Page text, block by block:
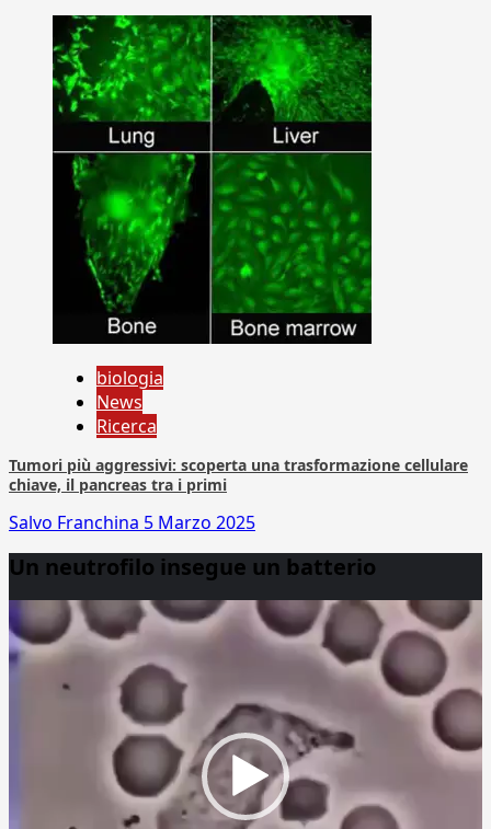
biologia
News
Ricerca
Tumori più aggressivi: scoperta una trasformazione cellulare
chiave, il pancreas tra i primi
Salvo Franchina 5 Marzo 2025
Un neutrofilo insegue un batterio
Player